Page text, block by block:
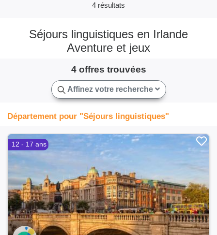
4 résultats
Séjours linguistiques en Irlande
Aventure et jeux
4 offres trouvées
Affinez votre recherche
Département pour "Séjours linguistiques"
12 - 17 ans